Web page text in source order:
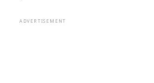
ADVERTISEMENT